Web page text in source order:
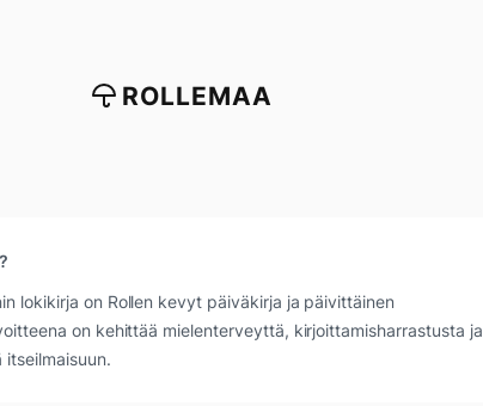
ROLLEMAA
lokikirja on Rollen kevyt päiväkirja ja päivittäinen
on kehittää mielenterveyttä, kirjoittamisharrastusta ja